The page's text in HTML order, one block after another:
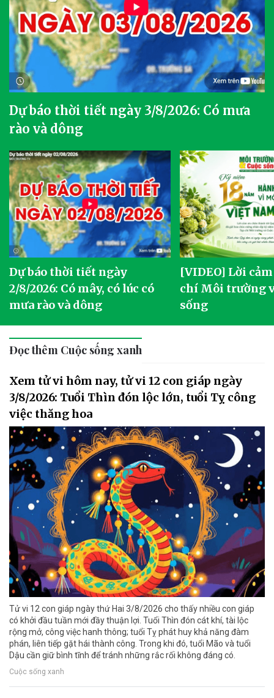
Dự báo thời tiết ngày 3/8/2026: Có mưa
rào và dông
Dự báo thời tiết ngày
2/8/2026: Có mây, có lúc có
mưa rào và dông
[VIDEO] Lời
chí Môi trường
sống
Đọc thêm Cuộc sống xanh
Xem tử vi hôm nay, tử vi 12 con giáp ngày
3/8/2026: Tuổi Thìn đón lộc lớn, tuổi Tỵ công
việc thăng hoa
Tử vi 12 con giáp ngày thứ Hai 3/8/2026 cho thấy nhiều con giáp
có khởi đầu tuần mới đầy thuận lợi. Tuổi Thìn đón cát khí, tài lộc
rộng mở, công việc hanh thông; tuổi Tỵ phát huy khả năng đàm
phán, liên tiếp gặt hái thành công. Trong khi đó, tuổi Mão và tuổi
Dậu cần giữ bình tĩnh để tránh những rắc rối không đáng có.
Cuộc sống xanh